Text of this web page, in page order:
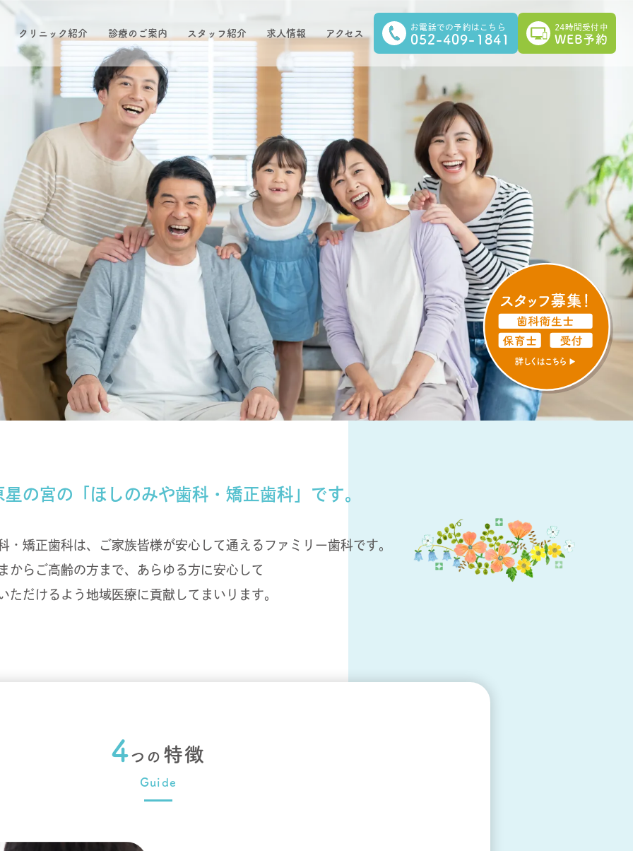
クリニック紹介 診療のご案内 スタッフ紹介 求人情報 アクセス
お電話での予約はこちら
052-409-1841
24時間受付中
WEB予約
星の宮の 「ほしのみや歯科・矯正歯科」です。
・矯正歯科は、ご家族皆様が安心して通えるファミリー歯科です。
からご高齢の方まで、あらゆる方に安心して
ただけるよう地域医療に貢献してまいります。
4つの 特徴
Guide